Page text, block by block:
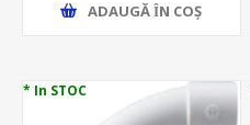
ADAUGĂ ȊN COŞ
* In STOC